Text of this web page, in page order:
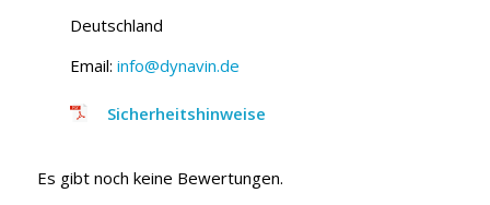
Deutschland
Email: info@dynavin.de
Sicherheitshinweise
Es gibt noch keine Bewertungen.